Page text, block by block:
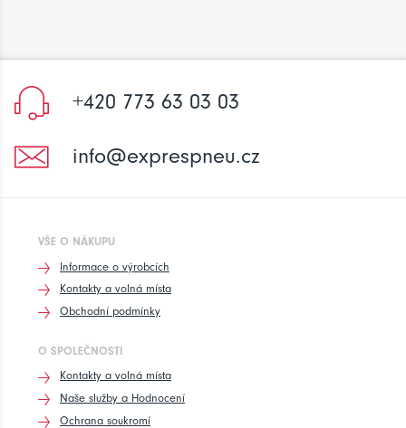
+420 773 63 03 03
info@exprespneu.cz
VŠE O NÁKUPU
Informace o výrobcích
Kontakty a volná místa
Obchodní podmínky
O SPOLEČNOSTI
Kontakty a volná místa
Naše služby a Hodnocení
Ochrana soukromí